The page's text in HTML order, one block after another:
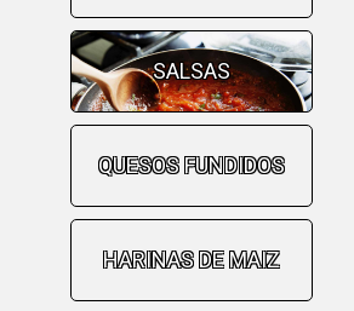
SALSAS
QUESOS FUNDIDOS
HARINAS DE MAIZ